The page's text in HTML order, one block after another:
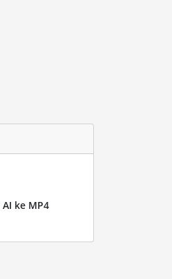
AI ke MP4